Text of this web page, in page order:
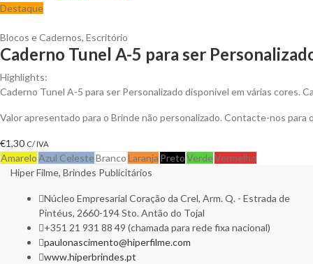
Destaque
Blocos e Cadernos, Escritório
Caderno Tunel A-5 para ser
Highlights:
Caderno Tunel A-5 para ser Personalizado disponível em várias cores.
Valor apresentado para o Brinde não personalizado. Contacte-nos
€1,30 C/ IVA
AmareloAzul CelesteBrancoLaranja PretoVerdeVermelho
Hiper Filme, Brindes Publicitários
Núcleo Empresarial Coração da Crel, Arm. Q. - Estrada de
Pintéus, 2660-194 Sto. Antão do Tojal
+351 21 931 88 49 (chamada para rede fixa nacional)
paulonascimento@hiperfilme.com
www.hiperbrindes.pt